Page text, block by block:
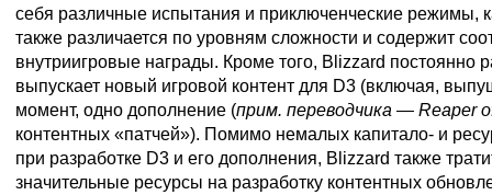
себя различные испытания и приключенческие режимы,
также различается по уровням сложности и содержит
внутриигровые награды. Кроме того, Blizzard постоянно
выпускает новый игровой контент для D3 (включая,
момент, одно дополнение (прим. переводчика — Reaper
контентных «патчей»). Помимо немалых капитало- и
при разработке D3 и его дополнения, Blizzard также
значительные ресурсы на разработку контентных